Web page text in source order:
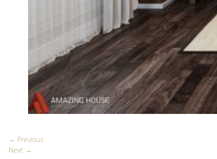
← Previous
Next →